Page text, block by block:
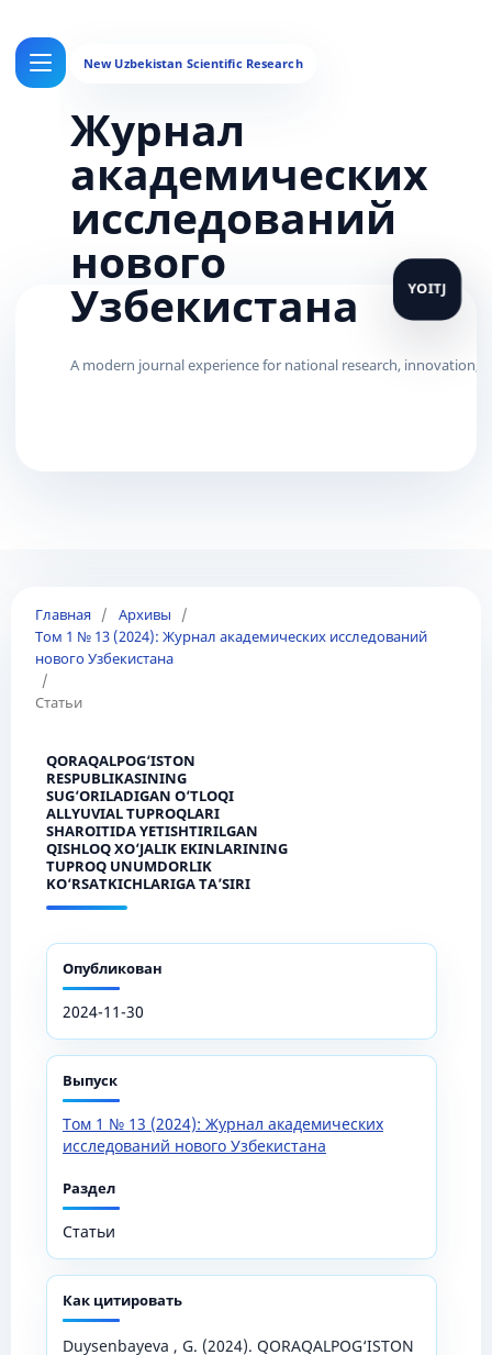
Журнал
академических
исследований
нового
Узбекистана
Главная / Архивы
/
Том 1 № 13 (2024): Журнал академических исследований
нового Узбекистана
/
Статьи
QORAQALPOG‘ISTON
RESPUBLIKASINING
SUG‘ORILADIGAN O‘TLOQI
ALLYUVIAL TUPROQLARI
SHAROITIDA YETISHTIRILGAN
QISHLOQ XO‘JALIK EKINLARINING
TUPROQ UNUMDORLIK
KO‘RSATKICHLARIGA TA’SIRI
Опубликован
2024-11-30
Выпуск
Том 1 № 13 (2024): Журнал академических
исследований нового Узбекистана
Раздел
Статьи
Как цитировать
Duysenbayeva , G. (2024). QORAQALPOG‘ISTON